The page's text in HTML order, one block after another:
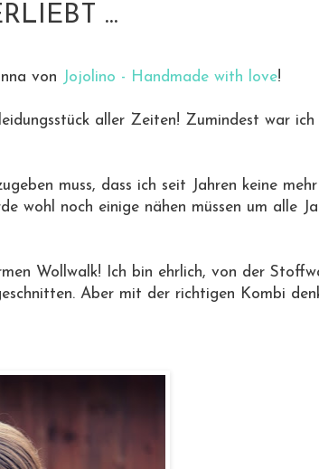
...
von Jojolino - Handmade with love!
aller Zeiten! Zumindest war ich
muss, dass ich seit Jahren keine mehr
wohl noch einige nähen müssen um alle
Wollwalk! Ich bin ehrlich, von der
Aber mit der richtigen Kombi